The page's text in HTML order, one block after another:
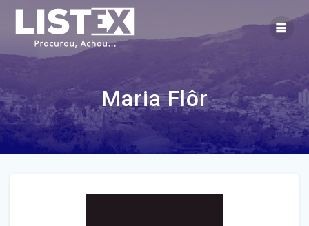
content
Maria Flôr